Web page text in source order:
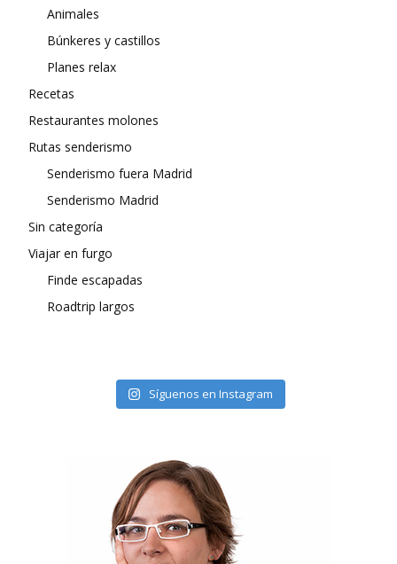
Animales
Búnkeres y castillos
Planes relax
Recetas
Restaurantes molones
Rutas senderismo
Senderismo fuera Madrid
Senderismo Madrid
Sin categoría
Viajar en furgo
Finde escapadas
Roadtrip largos
Síguenos en Instagram